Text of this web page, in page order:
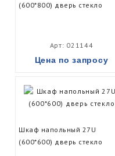
(600*800) дверь стекло
Арт: 021144
Цена по запросу
Шкаф напольный 27U
(600*600) дверь стекло